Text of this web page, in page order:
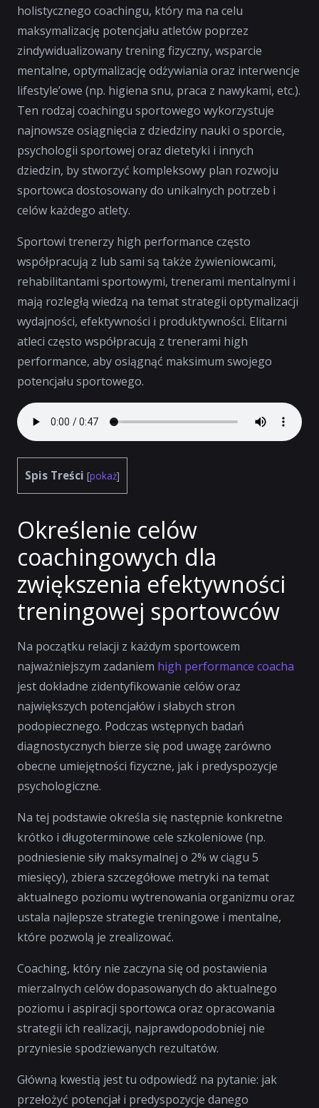
holistycznego coachingu, który ma na celu
maksymalizację potencjału atletów poprzez
zindywidualizowany trening fizyczny, wsparcie
mentalne, optymalizację odżywiania oraz interwencje
lifestyle’owe (np. higiena snu, praca z nawykami, etc.).
Ten rodzaj coachingu sportowego wykorzystuje
najnowsze osiągnięcia z dziedziny nauki o sporcie,
psychologii sportowej oraz dietetyki i innych
dziedzin, by stworzyć kompleksowy plan rozwoju
sportowca dostosowany do unikalnych potrzeb i
celów każdego atlety.
Sportowi trenerzy high performance często
współpracują z lub sami są także żywieniowcami,
rehabilitantami sportowymi, trenerami mentalnymi i
mają rozległą wiedzą na temat strategii optymalizacji
wydajności, efektywności i produktywności. Elitarni
atleci często współpracują z trenerami high
performance, aby osiągnąć maksimum swojego
potencjału sportowego.
Spis Treści [pokaż]
Określenie celów
coachingowych dla
zwiększenia efektywności
treningowej sportowców
Na początku relacji z każdym sportowcem
najważniejszym zadaniem high performance coacha
jest dokładne zidentyfikowanie celów oraz
największych potencjałów i słabych stron
podopiecznego. Podczas wstępnych badań
diagnostycznych bierze się pod uwagę zarówno
obecne umiejętności fizyczne, jak i predyspozycje
psychologiczne.
Na tej podstawie określa się następnie konkretne
krótko i długoterminowe cele szkoleniowe (np.
podniesienie siły maksymalnej o 2% w ciągu 5
miesięcy), zbiera szczegółowe metryki na temat
aktualnego poziomu wytrenowania organizmu oraz
ustala najlepsze strategie treningowe i mentalne,
które pozwolą je zrealizować.
Coaching, który nie zaczyna się od postawienia
mierzalnych celów dopasowanych do aktualnego
poziomu i aspiracji sportowca oraz opracowania
strategii ich realizacji, najprawdopodobniej nie
przyniesie spodziewanych rezultatów.
Główną kwestią jest tu odpowiedź na pytanie: jak
przełożyć potencjał i predyspozycje danego